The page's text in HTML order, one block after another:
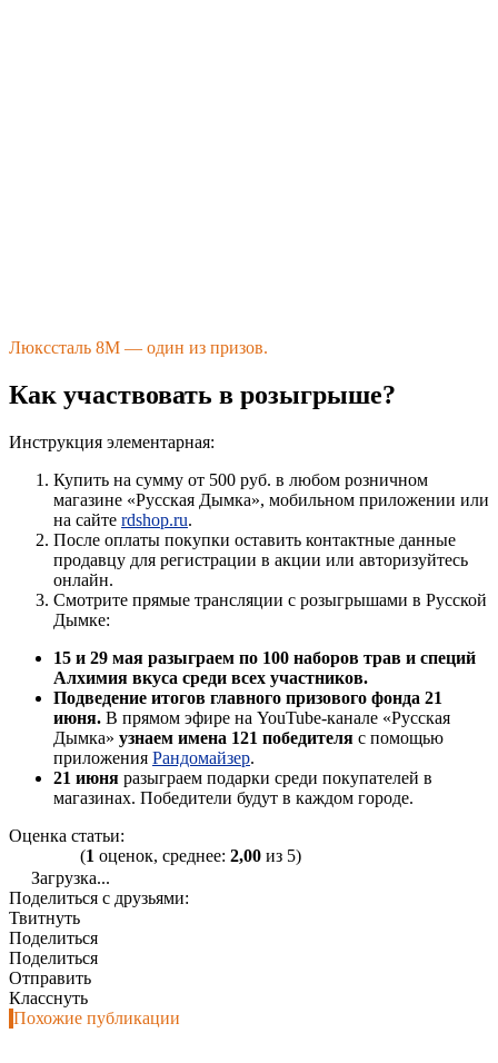
Люкссталь 8М — один из призов.
Как участвовать в розыгрыше?
Инструкция элементарная:
Купить на сумму от 500 руб. в любом розничном
магазине «Русская Дымка», мобильном приложении или
на сайте rdshop.ru.
После оплаты покупки оставить контактные данные
продавцу для регистрации в акции или авторизуйтесь
онлайн.
Смотрите прямые трансляции с розыгрышами в Русской
Дымке:
15 и 29 мая разыграем по 100 наборов трав и специй
Алхимия вкуса среди всех участников.
Подведение итогов главного призового фонда 21
июня. В прямом эфире на YouTube-канале «Русская
Дымка» узнаем имена 121 победителя с помощью
приложения Рандомайзер.
21 июня разыграем подарки среди покупателей в
магазинах. Победители будут в каждом городе.
Оценка статьи:
(1 оценок, среднее: 2,00 из 5)
Загрузка...
Поделиться с друзьями:
Твитнуть
Поделиться
Поделиться
Отправить
Класснуть
Похожие публикации